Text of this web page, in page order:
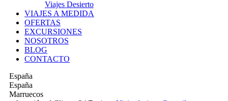
Viajes Desierto
VIAJES A MEDIDA
OFERTAS
EXCURSIONES
NOSOTROS
BLOG
CONTACTO
España
España
Marruecos